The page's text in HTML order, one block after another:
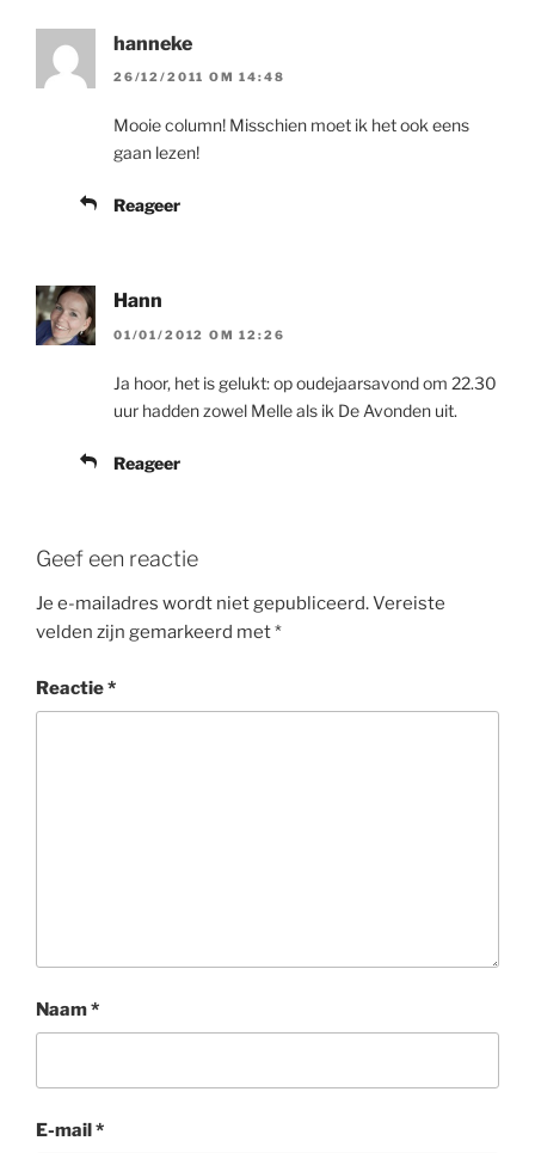
hanneke
26/12/2011 OM 14:48
Mooie column! Misschien moet ik het ook eens
gaan lezen!
Reageer
Hann
01/01/2012 OM 12:26
Ja hoor, het is gelukt: op oudejaarsavond om 22.30
uur hadden zowel Melle als ik De Avonden uit.
Reageer
Geef een reactie
Je e-mailadres wordt niet gepubliceerd.Vereiste
velden zijn gemarkeerd met*
Reactie*
Naam*
E-mail*